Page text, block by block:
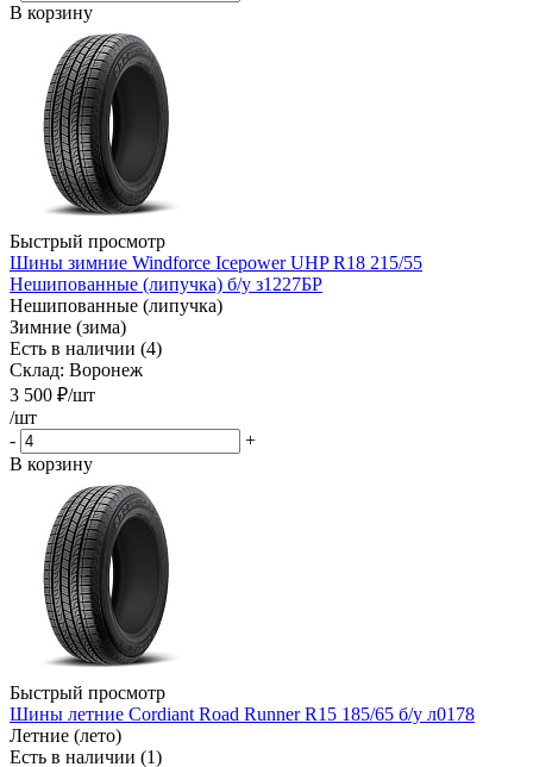
В корзину
Быстрый просмотр
Шины зимние Windforce Icepower UHP R18 215/55
Нешипованные (липучка) б/у з1227БР
Нешипованные (липучка)
Зимние (зима)
Есть в наличии (4)
Склад: Воронеж
3 500 ₽/шт
/шт
-
+
В корзину
Быстрый просмотр
Шины летние Cordiant Road Runner R15 185/65 б/у л0178
Летние (лето)
Есть в наличии (1)